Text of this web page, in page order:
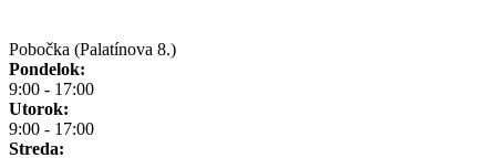
Pobočka (Palatínova 8.)
Pondelok:
9:00 - 17:00
Utorok:
9:00 - 17:00
Streda: